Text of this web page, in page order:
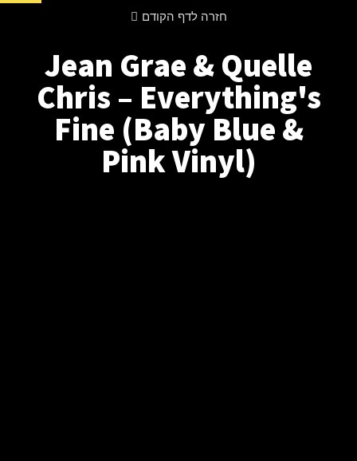
חזרה לדף הקודם
Jean Grae & Quelle
Chris – Everything's
Fine (Baby Blue &
Pink Vinyl)